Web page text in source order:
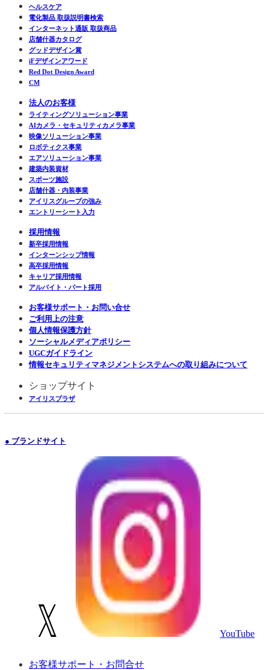
ヘルスケア
電化製品 取扱説明書検索
インターネット通販 取扱商品
店舗什器カタログ
グッドデザイン賞
iFデザインアワード
Red Dot Design Award
CM
法人のお客様
ライティングソリューション事業
AIカメラ・セキュリティカメラ事業
映像ソリューション事業
ロボティクス事業
エアソリューション事業
建築内装資材
スポーツ施設
店舗什器・内装事業
アイリスグループの強み
エントリーシート入力
採用情報
新卒採用情報
インターンシップ情報
高卒採用情報
キャリア採用情報
アルバイト・パート採用
お客様サポート・お問い合せ
ご利用上の注意
個人情報保護方針
ソーシャルメディアポリシー
UGCガイドライン
情報セキュリティマネジメントシステムへの取り組みについて
ショップサイト
アイリスプラザ
● ブランドサイト
YouTube
お客様サポート・お問合せ